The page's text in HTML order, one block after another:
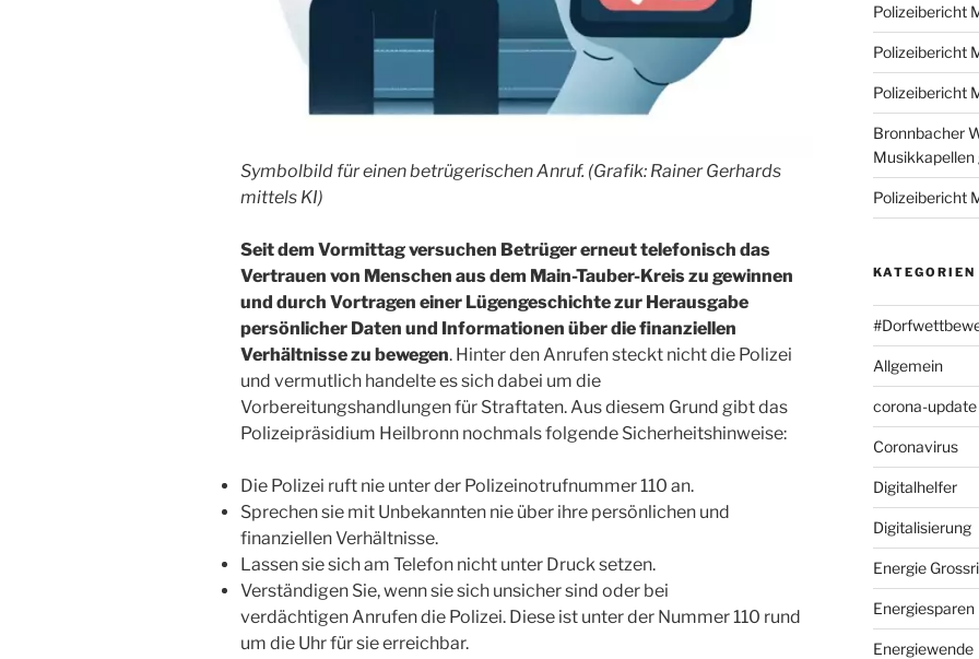
Symbolbild für einen betrügerischen Anruf. (Grafik: Rainer Gerhards
mittels KI)
Seit dem Vormittag versuchen Betrüger erneut telefonisch das
Vertrauen von Menschen aus dem Main-Tauber-Kreis zu gewinnen
und durch Vortragen einer Lügengeschichte zur Herausgabe
persönlicher Daten und Informationen über die finanziellen
Verhältnisse zu bewegen. Hinter den Anrufen steckt nicht die Polizei
und vermutlich handelte es sich dabei um die
Vorbereitungshandlungen für Straftaten. Aus diesem Grund gibt das
Polizeipräsidium Heilbronn nochmals folgende Sicherheitshinweise:
Die Polizei ruft nie unter der Polizeinotrufnummer 110 an.
Sprechen sie mit Unbekannten nie über ihre persönlichen und
finanziellen Verhältnisse.
Lassen sie sich am Telefon nicht unter Druck setzen.
Verständigen Sie, wenn sie sich unsicher sind oder bei
verdächtigen Anrufen die Polizei. Diese ist unter der Nummer 110 rund
um die Uhr für sie erreichbar.
Polizeibericht
Polizeibericht
Polizeibericht
Bronnbacher
Musikkapellen
Polizeibericht
KATEGORIEN
Allgemein
corona-update
Coronavirus
Digitalhelfer
Digitalisierung
Energie
Energiesparen
Energiewende